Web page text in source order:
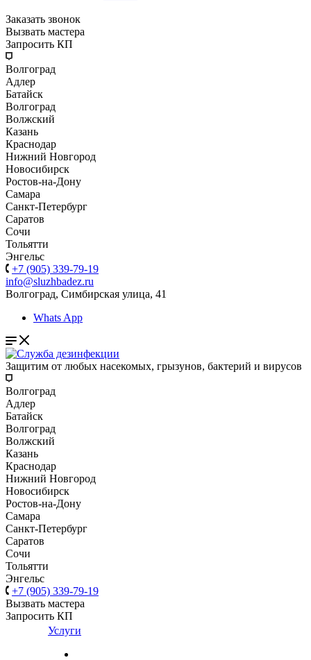
Заказать звонок
Вызвать мастера
Запросить КП
Волгоград
Адлер
Батайск
Волгоград
Волжский
Казань
Краснодар
Нижний Новгород
Новосибирск
Ростов-на-Дону
Самара
Санкт-Петербург
Саратов
Сочи
Тольятти
Энгельс
+7 (905) 339-79-19
info@sluzhbadez.ru
Волгоград, Симбирская улица, 41
Whats App
Защитим от любых насекомых, грызунов, бактерий и вирусов
Волгоград
Адлер
Батайск
Волгоград
Волжский
Казань
Краснодар
Нижний Новгород
Новосибирск
Ростов-на-Дону
Самара
Санкт-Петербург
Саратов
Сочи
Тольятти
Энгельс
+7 (905) 339-79-19
Вызвать мастера
Запросить КП
Услуги